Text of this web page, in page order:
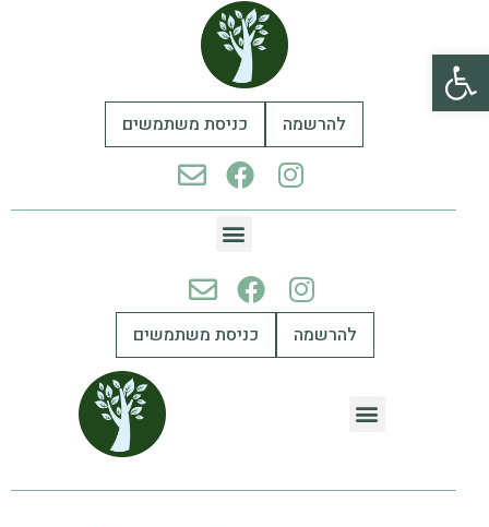
פתח סרגל נגישות
להרשמה כניסת משתמשים
להרשמה כניסת משתמשים